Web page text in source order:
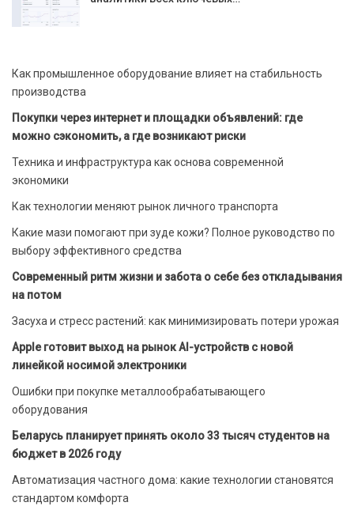
Как промышленное оборудование влияет на стабильность
производства
Покупки через интернет и площадки объявлений: где
можно сэкономить, а где возникают риски
Техника и инфраструктура как основа современной
экономики
Как технологии меняют рынок личного транспорта
Какие мази помогают при зуде кожи? Полное руководство по
выбору эффективного средства
Современный ритм жизни и забота о себе без откладывания
на потом
Засуха и стресс растений: как минимизировать потери урожая
Apple готовит выход на рынок AI-устройств с новой
линейкой носимой электроники
Ошибки при покупке металлообрабатывающего
оборудования
Беларусь планирует принять около 33 тысяч студентов на
бюджет в 2026 году
Автоматизация частного дома: какие технологии становятся
стандартом комфорта